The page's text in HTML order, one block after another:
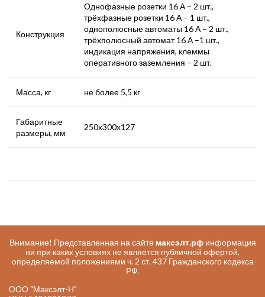
Конструкция
Однофазные розетки 16 А – 2 шт.,
трёхфазные розетки 16 А – 1 шт.,
однополюсные автоматы 16 А – 2 шт.,
трёхполюсный автомат 16 А –1 шт.,
индикация напряжения, клеммы
оперативного заземления – 2 шт.
Масса, кг не более 5,5 кг
Габаритные
размеры, мм
250х300х127
Внимание! Представленная на сайте максэлт.рфинформация
ни при каких условиях не является публичной офертой,
определяемой положениями ч. 2 ст. 437 Гражданского кодекса
РФ.
ООО "Максэлт-Н"